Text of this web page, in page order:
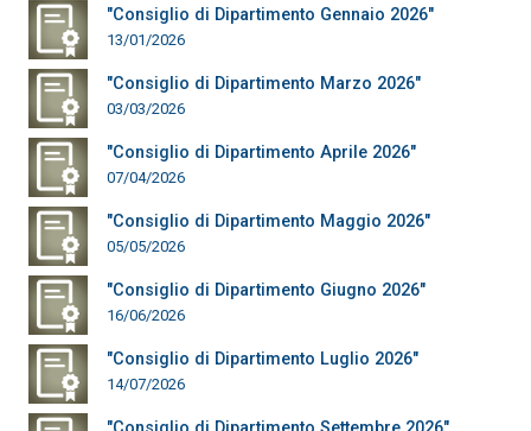
"Consiglio di Dipartimento Gennaio 2026"
13/01/2026
"Consiglio di Dipartimento Marzo 2026"
03/03/2026
"Consiglio di Dipartimento Aprile 2026"
07/04/2026
"Consiglio di Dipartimento Maggio 2026"
05/05/2026
"Consiglio di Dipartimento Giugno 2026"
16/06/2026
"Consiglio di Dipartimento Luglio 2026"
14/07/2026